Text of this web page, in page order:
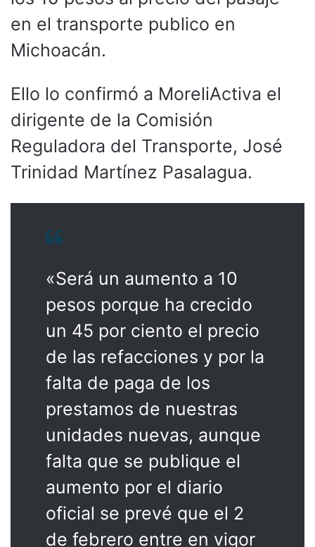
en el transporte publico en
Michoacán.
Ello lo confirmó a MoreliActiva el
dirigente de la Comisión
Reguladora del Transporte, José
Trinidad Martínez Pasalagua.
«Será un aumento a 10
pesos porque ha crecido
un 45 por ciento el precio
de las refacciones y por la
falta de paga de los
prestamos de nuestras
unidades nuevas, aunque
falta que se publique el
aumento por el diario
oficial se prevé que el 2
de febrero entre en vigor